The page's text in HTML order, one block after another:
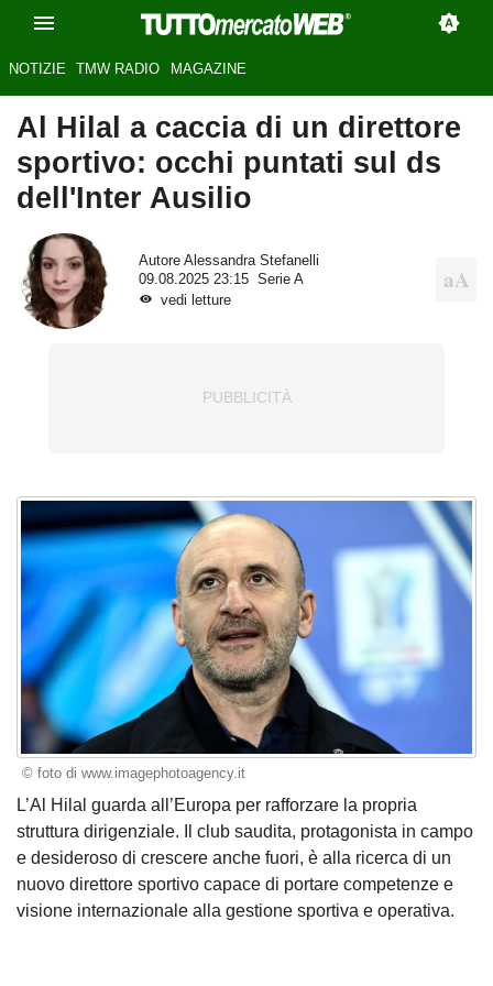
NOTIZIE TMW RADIO MAGAZINE
Al Hilal a caccia di un direttore
sportivo: occhi puntati sul ds
dell'Inter Ausilio
Autore Alessandra Stefanelli
09.08.2025 23:15
Serie A
vedi letture
© foto di www.imagephotoagency.it
L’Al Hilal guarda all’Europa per rafforzare la propria
struttura dirigenziale. Il club saudita, protagonista in campo
e desideroso di crescere anche fuori, è alla ricerca di un
nuovo direttore sportivo capace di portare competenze e
visione internazionale alla gestione sportiva e operativa.